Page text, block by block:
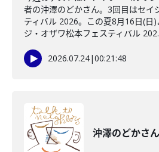
者の沖澤のどかさん。3回目はセイ
ティバル 2026。この夏8月16日(日
ジ・オザワ松本フェスティバル
2026.07.24|00:21:48
沖澤のどかさ